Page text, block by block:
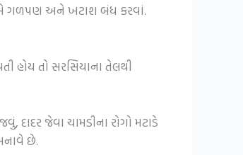
ગળપણ અને ખટાશ બંધ કરવાં.
હોય તો સરસિયાના તેલથી
જેવા ચામડીના રોગો મટાડે
છે.